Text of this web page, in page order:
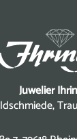
Juwelier